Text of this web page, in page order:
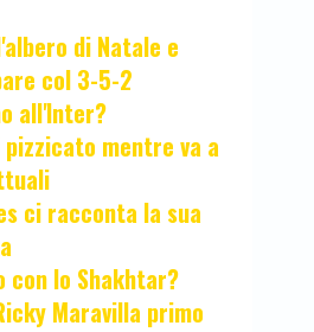
di Natale e
col 3-5-2
all'Inter?
pizzicato mentre va a
ci racconta la sua
lo Shakhtar?
Maravilla primo